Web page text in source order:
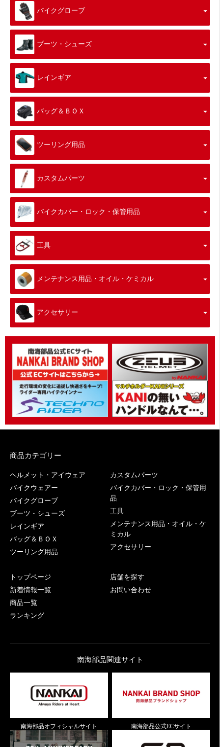
バイクグローブ
ブーツ・シューズ
レインギア
バッグ＆ＢＯＸ
ツーリング用品
カスタムパーツ
バイクカバー・ロック・保管用品
工具
メンテナンス用品・オイル・ケミカル
アクセサリー
商品カテゴリー
ヘルメット・アイウェア
バイクウェアー
バイクグローブ
ブーツ・シューズ
レインギア
バッグ＆ＢＯＸ
ツーリング用品
カスタムパーツ
バイクカバー・ロック・保管用
品
工具
メンテナンス用品・オイル・ケ
ミカル
アクセサリー
トップページ
新着情報一覧
商品一覧
ランキング
店舗を探す
お問い合わせ
南海部品関連サイト
南海部品オフィシャルサイト 南海部品公式ECサイト